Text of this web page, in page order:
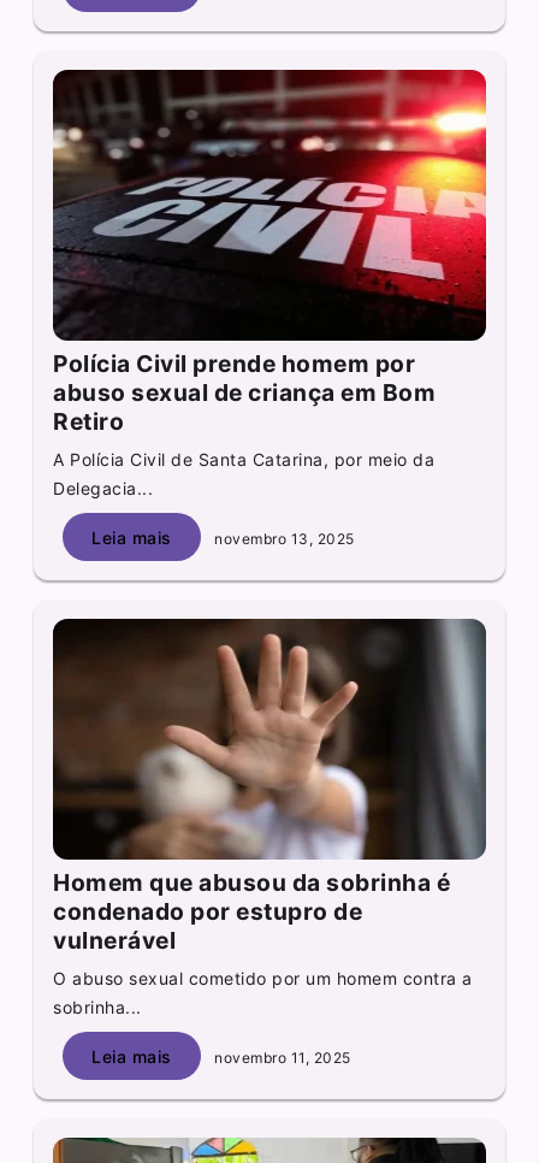
Polícia Civil prende homem por
abuso sexual de criança em Bom
Retiro
A Polícia Civil de Santa Catarina, por meio da
Delegacia...
Leia mais novembro 13, 2025
Homem que abusou da sobrinha é
condenado por estupro de
vulnerável
O abuso sexual cometido por um homem contra a
sobrinha...
Leia mais novembro 11, 2025